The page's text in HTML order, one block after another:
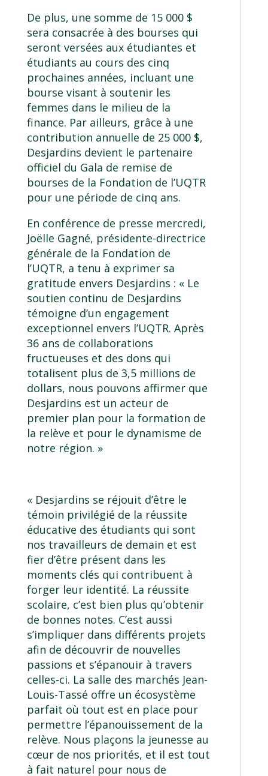
De plus, une somme de 15 000 $
sera consacrée à des bourses qui
seront versées aux étudiantes et
étudiants au cours des cinq
prochaines années, incluant une
bourse visant à soutenir les
femmes dans le milieu de la
finance. Par ailleurs, grâce à une
contribution annuelle de 25 000 $,
Desjardins devient le partenaire
officiel du Gala de remise de
bourses de la Fondation de l’UQTR
pour une période de cinq ans.
En conférence de presse mercredi,
Joëlle Gagné, présidente-directrice
générale de la Fondation de
l’UQTR, a tenu à exprimer sa
gratitude envers Desjardins : « Le
soutien continu de Desjardins
témoigne d’un engagement
exceptionnel envers l’UQTR. Après
36 ans de collaborations
fructueuses et des dons qui
totalisent plus de 3,5 millions de
dollars, nous pouvons affirmer que
Desjardins est un acteur de
premier plan pour la formation de
la relève et pour le dynamisme de
notre région. »
« Desjardins se réjouit d’être le
témoin privilégié de la réussite
éducative des étudiants qui sont
nos travailleurs de demain et est
fier d’être présent dans les
moments clés qui contribuent à
forger leur identité. La réussite
scolaire, c’est bien plus qu’obtenir
de bonnes notes. C’est aussi
s’impliquer dans différents projets
afin de découvrir de nouvelles
passions et s’épanouir à travers
celles-ci. La salle des marchés Jean-
Louis-Tassé offre un écosystème
parfait où tout est en place pour
permettre l’épanouissement de la
relève. Nous plaçons la jeunesse au
cœur de nos priorités, et il est tout
à fait naturel pour nous de